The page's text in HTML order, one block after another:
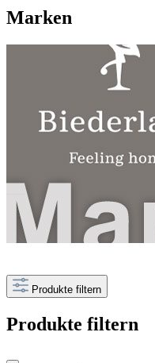
Marken
Produkte filtern
Produkte filtern